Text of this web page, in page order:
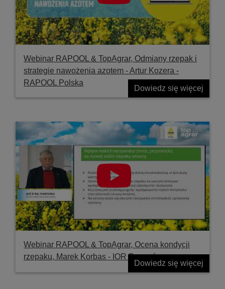
Webinar RAPOOL & TopAgrar, Odmiany rzepak i
strategie nawożenia azotem - Artur Kozera -
RAPOOL Polska
Dowiedz się więcej
Webinar RAPOOL & TopAgrar, Ocena kondycji
rzepaku, Marek Korbas - IOR Poznań
Dowiedz się więcej